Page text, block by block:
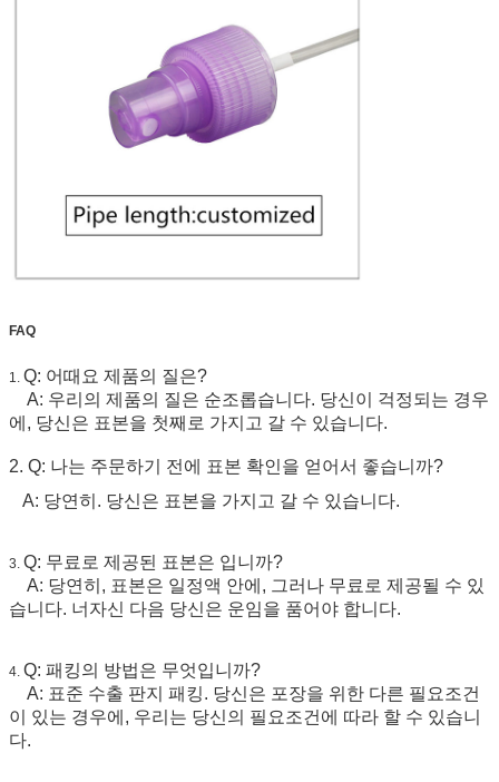
FAQ
1. Q: 어때요 제품의 질은?
A: 우리의 제품의 질은 순조롭습니다. 당신이 걱정되는 경우
에, 당신은 표본을 첫째로 가지고 갈 수 있습니다.
2. Q: 나는 주문하기 전에 표본 확인을 얻어서 좋습니까?
A: 당연히. 당신은 표본을 가지고 갈 수 있습니다.
3. Q: 무료로 제공된 표본은 입니까?
A: 당연히, 표본은 일정액 안에, 그러나 무료로 제공될 수 있
습니다. 너자신 다음 당신은 운임을 품어야 합니다.
4. Q: 패킹의 방법은 무엇입니까?
A: 표준 수출 판지 패킹. 당신은 포장을 위한 다른 필요조건
이 있는 경우에, 우리는 당신의 필요조건에 따라 할 수 있습니
다.